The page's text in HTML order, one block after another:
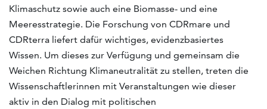
Klimaschutz sowie auch eine Biomasse- und eine
Meeresstrategie. Die Forschung von CDRmare und
CDRterra liefert dafür wichtiges, evidenzbasiertes
Wissen. Um dieses zur Verfügung und gemeinsam die
Weichen Richtung Klimaneutralität zu stellen, treten die
Wissenschaftlerinnen mit Veranstaltungen wie dieser
aktiv in den Dialog mit politischen